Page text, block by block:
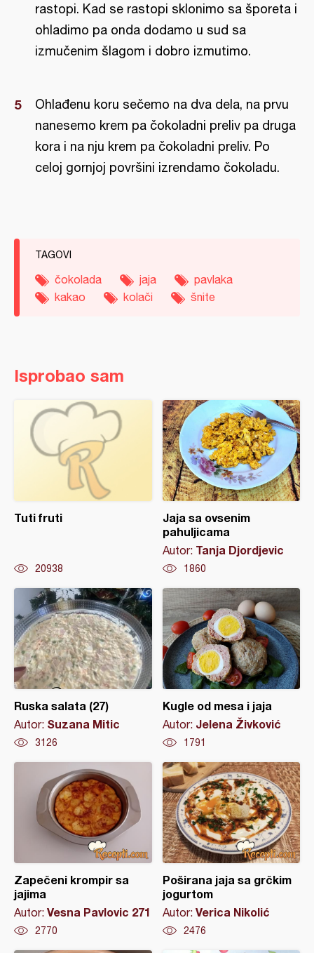
rastopi. Kad se rastopi sklonimo sa šporeta i
ohladimo pa onda dodamo u sud sa
izmučenim šlagom i dobro izmutimo.
Ohlađenu koru sečemo na dva dela, na prvu
nanesemo krem pa čokoladni preliv pa druga
kora i na nju krem pa čokoladni preliv. Po
celoj gornjoj površini izrendamo čokoladu.
TAGOVI
čokolada jaja
pavlaka
kakao
kolači šnite
Isprobao sam
Tuti fruti
20938
Jaja sa ovsenim
pahuljicama
Autor: Tanja Djordjevic
1860
Ruska salata (27)
Autor: Suzana Mitic
3126
Kugle od mesa i jaja
Autor: Jelena Živković
1791
Zapečeni krompir sa
jajima
Autor: Vesna Pavlovic 271
2770
Poširana jaja sa grčkim
jogurtom
Autor: Verica Nikolić
2476